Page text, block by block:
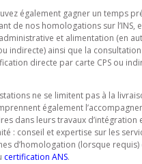
également gagner un temps
de nos homologations sur l’INS,
et alimentation (en
indirecte) ainsi que la
directe par carte CPS ou
ne se limitent pas à la
également
dans leurs travaux d’intégration
: conseil et expertise sur les
d’homologation (lorsque requis)
certification ANS.